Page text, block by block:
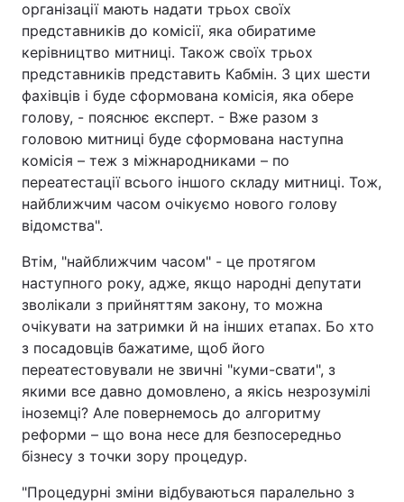
організації мають надати трьох своїх
представників до комісії, яка обиратиме
керівництво митниці. Також своїх трьох
представників представить Кабмін. З цих шести
фахівців і буде сформована комісія, яка обере
голову, - пояснює експерт. - Вже разом з
головою митниці буде сформована наступна
комісія – теж з міжнародниками – по
переатестації всього іншого складу митниці. Тож,
найближчим часом очікуємо нового голову
відомства".
Втім, "найближчим часом" - це протягом
наступного року, адже, якщо народні депутати
зволікали з прийняттям закону, то можна
очікувати на затримки й на інших етапах. Бо хто
з посадовців бажатиме, щоб його
переатестовували не звичні "куми-свати", з
якими все давно домовлено, а якісь незрозумілі
іноземці? Але повернемось до алгоритму
реформи – що вона несе для безпосередньо
бізнесу з точки зору процедур.
"Процедурні зміни відбуваються паралельно з